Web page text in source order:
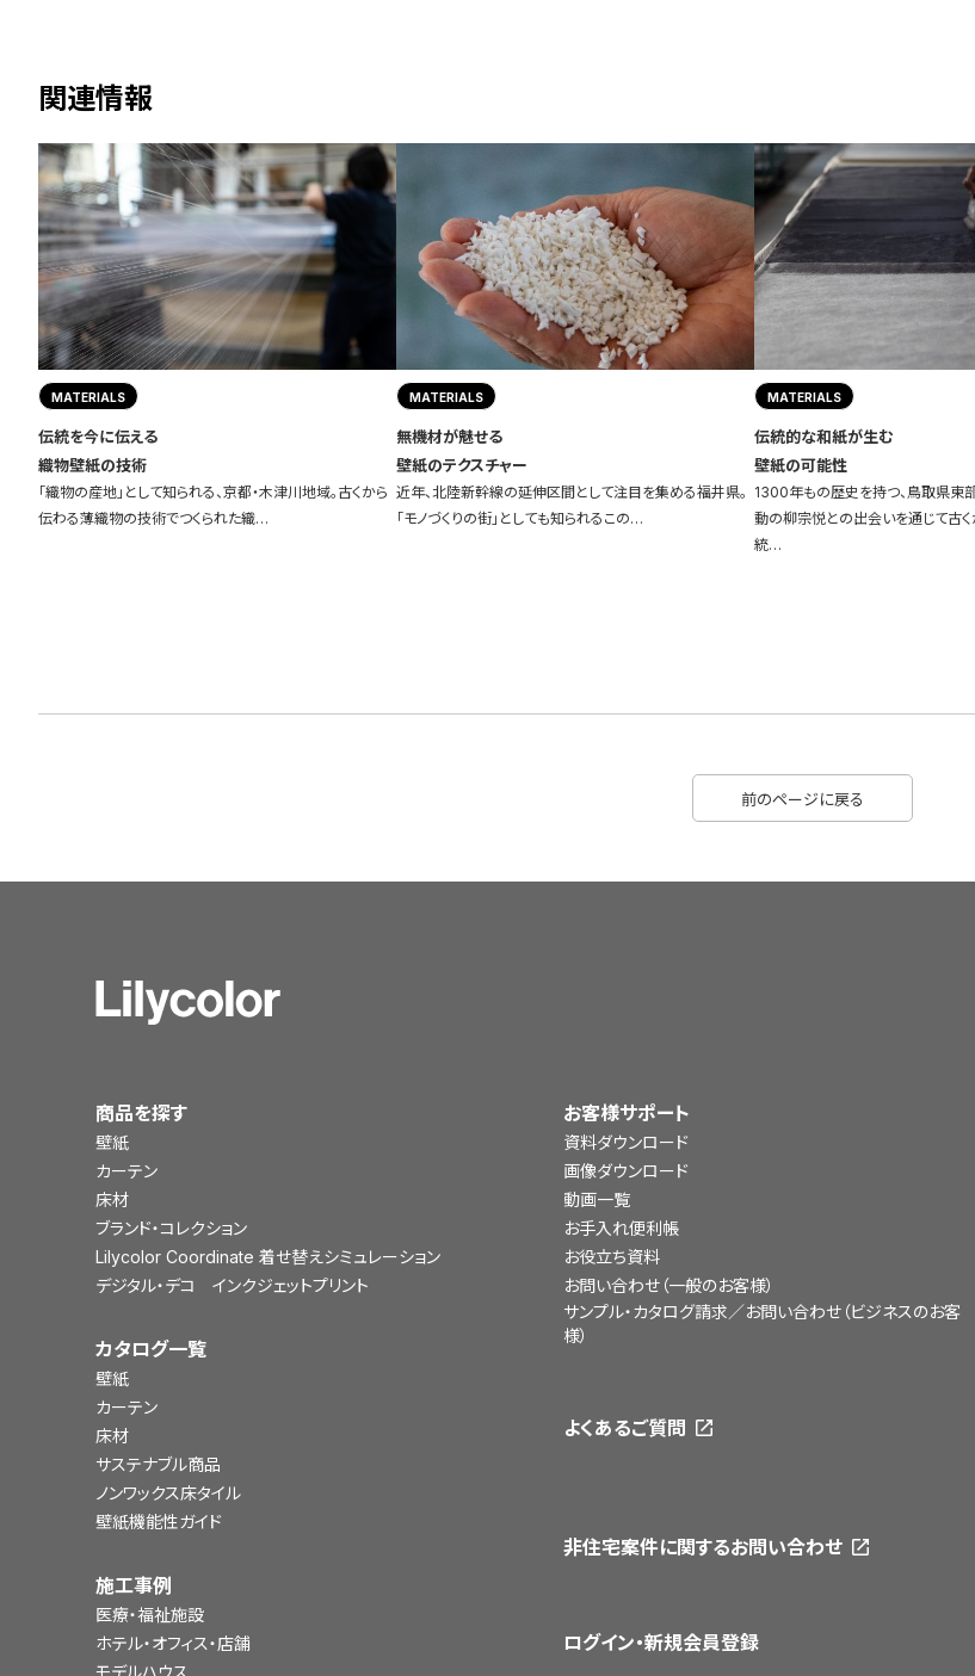
関連情報
MATERIALS
伝統を今に伝える
織物壁紙の技術
「織物の産地」として知られる、京都・木津川地域。古くから
伝わる薄織物の技術でつくられた織…
MATERIALS
無機材が魅せる
壁紙のテクスチャー
近年、北陸新幹線の延伸区間として注目を集める福井県。
「モノづくりの街」としても知られるこの…
MATERIALS
伝統的な和紙が生む
壁紙の可能性
1300年もの歴史を持つ、鳥取県東
動の柳宗悦との出会いを通じて古
統…
前のページに戻る
商品を探す
壁紙
カーテン
床材
ブランド・コレクション
Lilycolor Coordinate 着せ替えシミュレーション
デジタル・デコ インクジェットプリント
カタログ一覧
壁紙
カーテン
床材
サステナブル商品
ノンワックス床タイル
壁紙機能性ガイド
施工事例
医療・福祉施設
ホテル・オフィス・店舗
モデルハウス
お客様サポート
資料ダウンロード
画像ダウンロード
動画一覧
お手入れ便利帳
お役立ち資料
お問い合わせ（一般のお客様）
サンプル・カタログ請求／お問い合わせ（ビジネスのお客
様）
よくあるご質問
非住宅案件に関するお問い合わせ
ログイン・新規会員登録